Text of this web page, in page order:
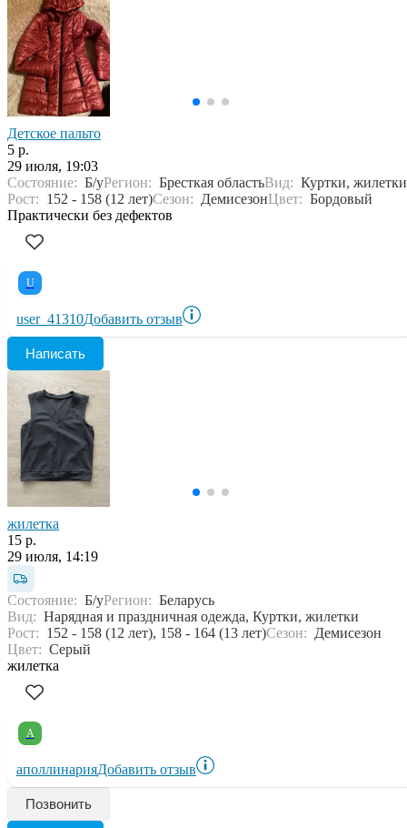
Детское пальто
5 р.
29 июля, 19:03
Состояние: Б/уРегион: Бресткая областьВид: Куртки, жилетки
Рост: 152 - 158 (12 лет)Сезон: ДемисезонЦвет: Бордовый
Практически без дефектов
U
user_41310Добавить отзыв
Написать
жилетка
15 р.
29 июля, 14:19
Состояние: Б/уРегион: Беларусь
Вид: Нарядная и праздничная одежда, Куртки, жилетки
Рост: 152 - 158 (12 лет), 158 - 164 (13 лет)Сезон: Демисезон
Цвет: Серый
жилетка
А
аполлинарияДобавить отзыв
Позвонить